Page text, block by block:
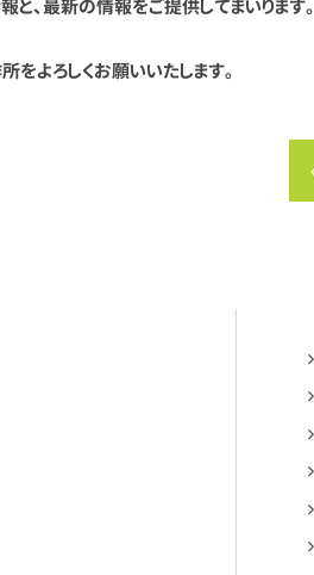
、最新の情報をご提供してまいります。
よろしくお願いいたします。